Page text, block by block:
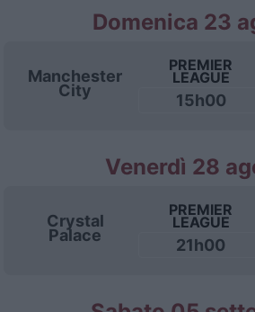
Domenica 23
Manchester
City
PREMIER
LEAGUE
15h00
Venerdì 28
Crystal
Palace
PREMIER
LEAGUE
21h00